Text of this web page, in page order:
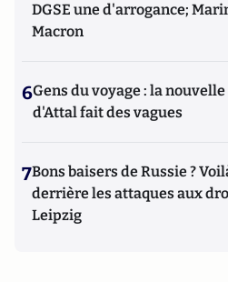
DGSE une d'arrogance;
Macron
6Gens du voyage : la
d'Attal fait des vagues
7Bons baisers de Russie ?
derrière les attaques aux
Leipzig